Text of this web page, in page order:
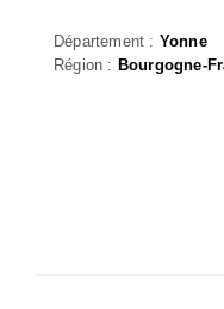
Département : Yonne
Région : Bourgogne-